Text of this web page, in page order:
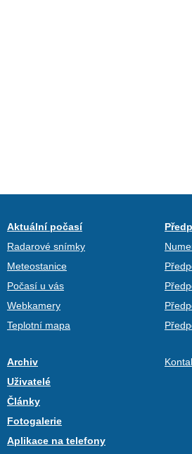
Aktuální počasí
Radarové snímky
Meteostanice
Počasí u vás
Webkamery
Teplotní mapa
Archiv
Uživatelé
Články
Fotogalerie
Aplikace na telefony